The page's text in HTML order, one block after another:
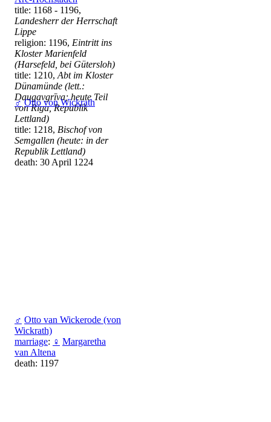
title: 1168 - 1196,
Landesherr der Herrschaft
Lippe
religion: 1196, Eintritt ins
Kloster Marienfeld
(Harsefeld, bei Gütersloh)
title: 1210, Abt im Kloster
Dünamünde (lett.:
Daugavgrīva; heute Teil
von Riga, Republik
Lettland)
title: 1218, Bischof von
Semgallen (heute: in der
Republik Lettland)
death: 30 April 1224
♂ Otto von Wickrath
♂ Otto van Wickerode (von
Wickrath)
marriage: ♀ Margaretha
van Altena
death: 1197